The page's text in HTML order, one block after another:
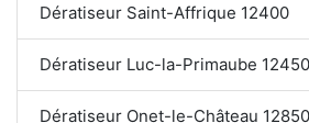
Dératiseur Saint-Affrique 12400
Dératiseur Luc-la-Primaube 12450
Dératiseur Onet-le-Château 12850